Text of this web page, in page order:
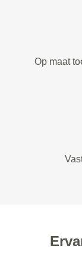
Op maat